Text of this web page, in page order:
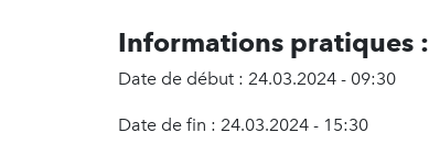
Informations pratiques :
Date de début : 24.03.2024 - 09:30
Date de fin : 24.03.2024 - 15:30